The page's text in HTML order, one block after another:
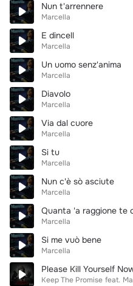
Nun t'arrennere
Marcella
E dincell
Marcella
Un uomo senz'anima
Marcella
Diavolo
Marcella
Via dal cuore
Marcella
Si tu
Marcella
Nun c'è sò asciute
Marcella
Quanta 'a raggione te
Marcella
Si me vuò bene
Marcella
Please Kill Yourself
Keep The Promise feat.